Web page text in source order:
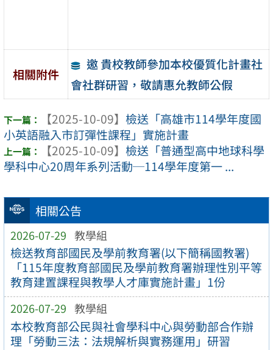
相關公告
2026-07-29 教學組
檢送教育部國民及學前教育署(以下簡稱國教署)
「115年度教育部國民及學前教育署辦理性別平等
教育建置課程與教學人才庫實施計畫」1份
2026-07-29 教學組
本校教育部公民與社會學科中心與勞動部合作辦
理「勞動三法：法規解析與實務運用」研習
相關附件
邀 貴校教師參加本校優質化計畫社
會社群研習，敬請惠允教師公假
【2025-10-09】 檢送「高雄市114學年度國
小英語融入市訂彈性課程」實施計畫
【2025-10-09】 檢送「普通型高中地球科學
學科中心20周年系列活動─114學年度第一 ...